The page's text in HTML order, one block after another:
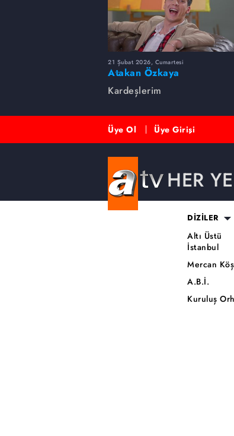
21 Şubat 2026, Cumartesi
Atakan Özkaya
Kardeşlerim
Üye Ol Üye Girişi
HER
DİZİLER
Altı Üstü
İstanbul
Mercan
A.B.İ.
Kuruluş